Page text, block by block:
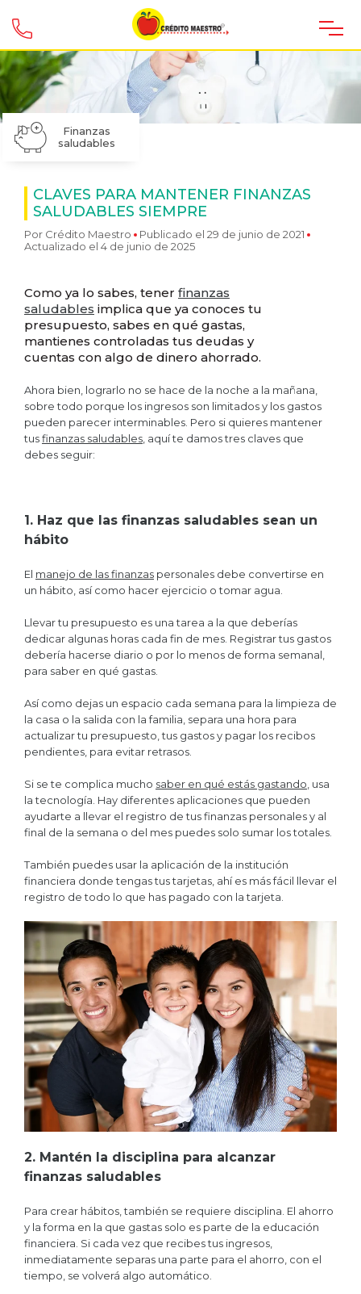
Finanzas
saludables
CLAVES PARA MANTENER FINANZAS
SALUDABLES SIEMPRE
Por Crédito Maestro
Publicado el 29 de junio de 2021
Actualizado el 4 de junio de 2025
Como ya lo sabes, tener finanzas
saludables implica que ya conoces tu
presupuesto, sabes en qué gastas,
mantienes controladas tus deudas y
cuentas con algo de dinero ahorrado.
Ahora bien, lograrlo no se hace de la noche a la mañana,
sobre todo porque los ingresos son limitados y los gastos
pueden parecer interminables. Pero si quieres mantener
tusfinanzas saludables , aquí te damos tres claves que
debes seguir:
1. Haz que las finanzas saludables sean un
hábito
El manejo de las finanzas personales debe convertirse en
un hábito, así como hacer ejercicio o tomar agua.
Llevar tu presupuesto es una tarea a la que deberías
dedicar algunas horas cada fin de mes. Registrar tus gastos
debería hacerse diario o por lo menos de forma semanal,
para saber en qué gastas.
Así como dejas un espacio cada semana para la limpieza de
la casa o la salida con la familia, separa una hora para
actualizar tu presupuesto, tus gastos y pagar los recibos
pendientes, para evitar retrasos.
Si se te complica mucho saber en qué estás gastando , usa
la tecnología. Hay diferentes aplicaciones que pueden
ayudarte a llevar el registro de tus finanzas personales y al
final de la semana o del mes puedes solo sumar los totales.
También puedes usar la aplicación de la institución
financiera donde tengas tus tarjetas, ahí es más fácil llevar el
registro de todo lo que has pagado con la tarjeta.
2. Mantén la disciplina para alcanzar
finanzas saludables
Para crear hábitos, también se requiere disciplina. El ahorro
y la forma en la que gastas solo es parte de la educación
financiera. Si cada vez que recibes tus ingresos,
inmediatamente separas una parte para el ahorro, con el
tiempo, se volverá algo automático.